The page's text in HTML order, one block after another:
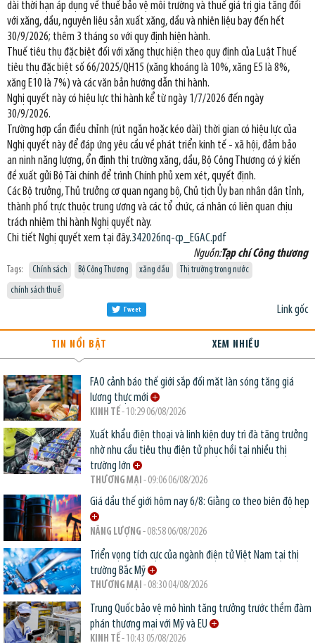
dài thời hạn áp dụng về thuế bảo vệ môi trường và thuế giá trị gia tăng đối
với xăng, dầu, nguyên liệu sản xuất xăng, dầu và nhiên liệu bay đến hết
30/9/2026; thêm 3 tháng so với quy định hiện hành.
Thuế tiêu thụ đặc biệt đối với xăng thực hiện theo quy định của Luật Thuế
tiêu thụ đặc biệt số 66/2025/QH15 (xăng khoáng là 10%, xăng E5 là 8%,
xăng E10 là 7%) và các văn bản hướng dẫn thi hành.
Nghị quyết này có hiệu lực thi hành kể từ ngày 1/7/2026 đến ngày
30/9/2026.
Trường hợp cần điều chỉnh (rút ngắn hoặc kéo dài) thời gian có hiệu lực của
Nghị quyết này để đáp ứng yêu cầu về phát triển kinh tế - xã hội, đảm bảo
an ninh năng lượng, ổn định thị trường xăng, dầu, Bộ Công Thương có ý kiến
đề xuất gửi Bộ Tài chính để trình Chính phủ xem xét, quyết định.
Các Bộ trưởng, Thủ trưởng cơ quan ngang bộ, Chủ tịch Ủy ban nhân dân tỉnh,
thành phố trực thuộc trung ương và các tổ chức, cá nhân có liên quan chịu
trách nhiệm thi hành Nghị quyết này.
Chi tiết Nghị quyết xem tại đây.342026nq-cp_EGAC.pdf
Nguồn:Tạp chí Công thương
Tags: Chính sách Bộ Công Thương xăng dầu
Thị trường trong nước
chính sách thuế
Link gốc
Tweet
TIN NỔI BẬT XEM NHIỀU
FAO cảnh báo thế giới sắp đối mặt làn sóng tăng giá
lương thực mới
KINH TẾ- 10:29 06/08/2026
Xuất khẩu điện thoại và linh kiện duy trì đà tăng trưởng
nhờ nhu cầu tiêu thụ điện tử phục hồi tại nhiều thị
trường lớn
THƯƠNG MẠI - 09:06 06/08/2026
Giá dầu thế giới hôm nay 6/8: Giằng co theo biên độ hẹp
NĂNG LƯỢNG - 08:58 06/08/2026
Triển vọng tích cực của ngành điện tử Việt Nam tại thị
trường Bắc Mỹ
THƯƠNG MẠI - 08:30 04/08/2026
Trung Quốc bảo vệ mô hình tăng trưởng trước thềm đàm
phán thương mại với Mỹ và EU
KINH TẾ- 10:43 05/08/2026